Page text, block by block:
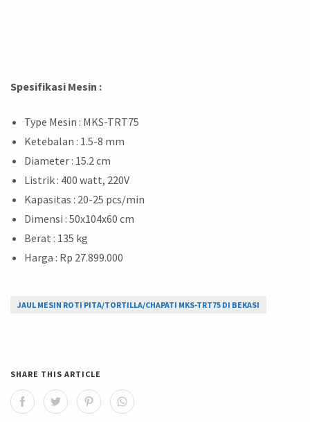
Spesifikasi Mesin :
Type Mesin : MKS-TRT75
Ketebalan : 1.5-8 mm
Diameter : 15.2 cm
Listrik : 400 watt, 220V
Kapasitas : 20-25 pcs/min
Dimensi : 50x104x60 cm
Berat : 135 kg
Harga : Rp 27.899.000
JAUL MESIN ROTI PITA/TORTILLA/CHAPATI MKS-TRT75 DI BEKASI
SHARE THIS ARTICLE